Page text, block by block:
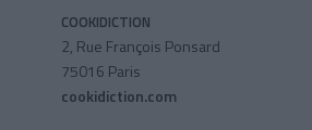
COOKIDICTION
2, Rue François Ponsard
75016 Paris
cookidiction.com